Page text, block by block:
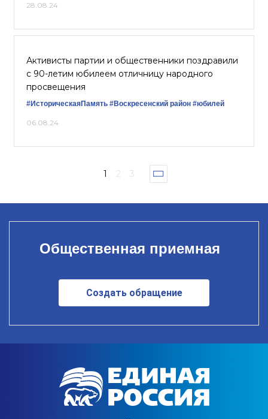
28.08.24
Активисты партии и общественники поздравили
с 90-летим юбилеем отличницу народного
просвещения
#ИсторическаяПамять #Воскресенский район #юбилей
06.08.24
1 2 3
Общественная приемная
Создать обращение